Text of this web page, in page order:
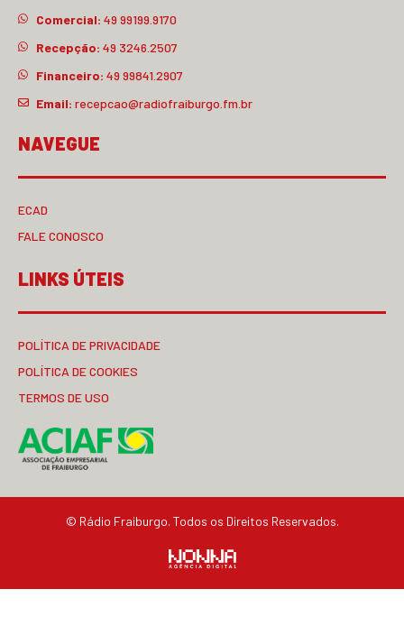
Comercial: 49 99199.9170
Recepção: 49 3246.2507
Financeiro: 49 99841.2907
Email: recepcao@radiofraiburgo.fm.br
NAVEGUE
ECAD
FALE CONOSCO
LINKS ÚTEIS
POLÍTICA DE PRIVACIDADE
POLÍTICA DE COOKIES
TERMOS DE USO
© Rádio Fraiburgo. Todos os Direitos Reservados.